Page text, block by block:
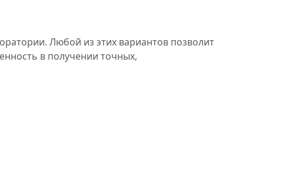
Любой из этих вариантов позволит
в получении точных,